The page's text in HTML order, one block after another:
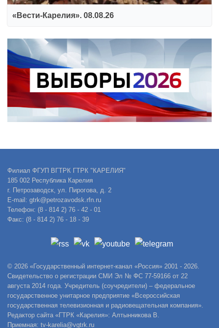
«Вести-Карелия». 08.08.26
Филиал ФГУП ВГТРК ГТРК "КАРЕЛИЯ"
185 002 Республика Карелия
г. Петрозаводск, ул. Пирогова, д. 2
E-mail: gtrk@petrozavodsk.rfn.ru
Телефон: (8 - 814 2) 76 - 42 - 01
Факс: (8 - 814 2) 76 - 18 - 39
© 2026 «Государственный интернет-канал «Россия» 2001 - 2026.
Свидетельство о регистрации СМИ Эл № ФС 77-59166 от 22
августа 2014 года. Учредитель (соучредители) – федеральное
государственное унитарное предприятие «Всероссийская
государственная телевизионная и радиовещательная компания».
Редактор сайта «ГТРК «Карелия»: Алтынникова В.
Приемная: tv-karelia@vgtrk.ru